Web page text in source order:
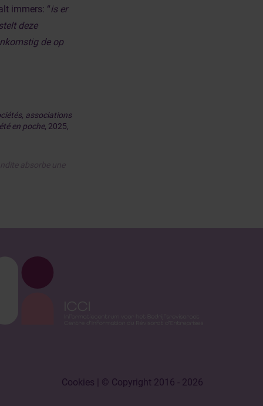
immers: “is er
deze
de op
associations
en poche, 2025,
absorbe une
Cookies | © Copyright 2016 - 2026